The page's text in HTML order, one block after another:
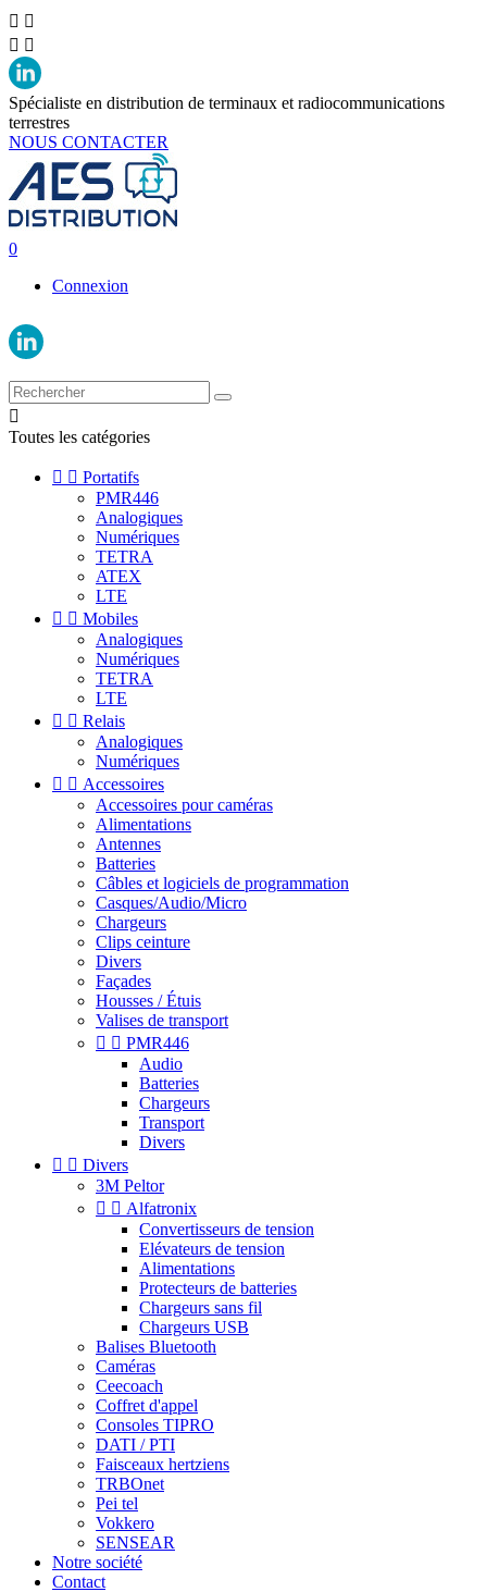
 
 
Spécialiste en distribution de terminaux et radiocommunications
terrestres
NOUS CONTACTER
0
Connexion

Toutes les catégories
  Portatifs
PMR446
Analogiques
Numériques
TETRA
ATEX
LTE
  Mobiles
Analogiques
Numériques
TETRA
LTE
  Relais
Analogiques
Numériques
  Accessoires
Accessoires pour caméras
Alimentations
Antennes
Batteries
Câbles et logiciels de programmation
Casques/Audio/Micro
Chargeurs
Clips ceinture
Divers
Façades
Housses / Étuis
Valises de transport
  PMR446
Audio
Batteries
Chargeurs
Transport
Divers
  Divers
3M Peltor
  Alfatronix
Convertisseurs de tension
Elévateurs de tension
Alimentations
Protecteurs de batteries
Chargeurs sans fil
Chargeurs USB
Balises Bluetooth
Caméras
Ceecoach
Coffret d'appel
Consoles TIPRO
DATI / PTI
Faisceaux hertziens
TRBOnet
Pei tel
Vokkero
SENSEAR
Notre société
Contact